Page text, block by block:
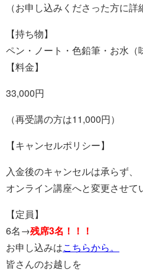
（お申し込みくださった方に詳
【持ち物】
ペン・ノート・色鉛筆・お水（
【料金】
33,000円
（再受講の方は11,000円）
【キャンセルポリシー】
入金後のキャンセルは承らず、
オンライン講座へと変更させて
【定員】
6名→残席3名！！！
お申し込みはこちらから。
皆さんのお越しを